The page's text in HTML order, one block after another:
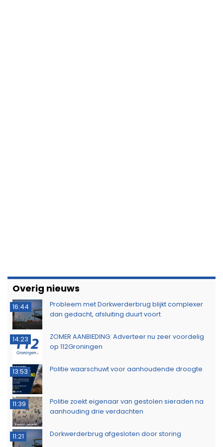
Overig nieuws
16:44
Probleem met Dorkwerderbrug blijkt complexer
dan gedacht, afsluiting duurt voort
14:23
ZOMER AANBIEDING: Adverteer nu zeer voordelig
op 112Groningen
13:53 Politie waarschuwt voor aanhoudende droogte
11:39
Politie zoekt eigenaar van gestolen sieraden na
aanhouding drie verdachten
11:21 Dorkwerderbrug afgesloten door storing